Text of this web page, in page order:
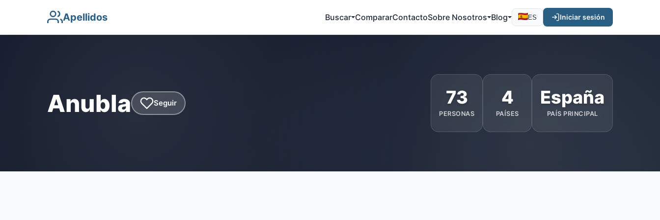
Apellidos Buscar CompararContactoSobre Nosotros Blog ES Iniciar sesión
Anubla Seguir 73
PERSONAS
4
PAÍSES
España
PAÍS PRINCIPAL